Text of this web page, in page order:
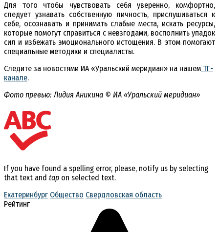
Для того чтобы чувствовать себя уверенно, комфортно,
следует узнавать собственную личность, прислушиваться к
себе, осознавать и принимать слабые места, искать ресурсы,
которые помогут справиться с невзгодами, восполнить упадок
сил и избежать эмоционального истощения. В этом помогают
специальные методики и специалисты.
Следите за новостями ИА «Уральский меридиан» на нашем ТГ-
канале.
Фото превью: Лидия Аникина © ИА «Уральский меридиан»
If you have found a spelling error, please, notify us by selecting
that text and tap on selected text.
Екатеринбург Общество Свердловская область
Рейтинг